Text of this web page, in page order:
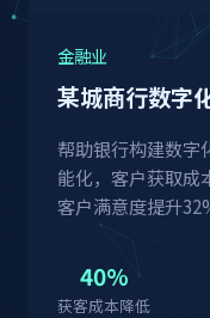
金融业
某城商行数字
帮助银行构建数字
能化，客户获取成
客户满意度提升
40%
获客成本降低